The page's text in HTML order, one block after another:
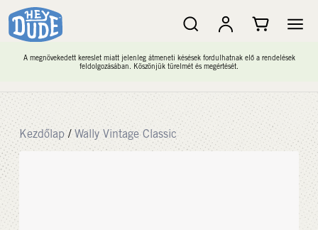
A megnövekedett kereslet miatt jelenleg átmeneti késések fordulhatnak elő a rendelések
feldolgozásában. Köszönjük türelmét és megértését.
Kezdőlap / Wally Vintage Classic